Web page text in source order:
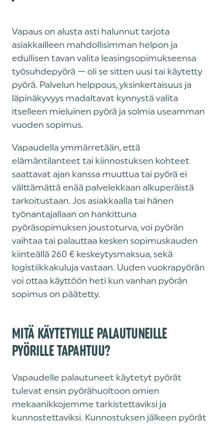
Vapaus on alusta asti halunnut tarjota
asiakkailleen mahdollisimman helpon ja
edullisen tavan valita leasingsopimukseensa
työsuhdepyörä — oli se sitten uusi tai käytetty
pyörä. Palvelun helppous, yksinkertaisuus ja
läpinäkyvyys madaltavat kynnystä valita
itselleen mieluinen pyörä ja solmia useamman
vuoden sopimus.
Vapaudella ymmärretään, että
elämäntilanteet tai kiinnostuksen kohteet
saattavat ajan kanssa muuttua tai pyörä ei
välttämättä enää palvelekkaan alkuperäistä
tarkoitustaan. Jos asiakkaalla tai hänen
työnantajallaan on hankittuna
pyöräsopimuksen joustoturva, voi pyörän
vaihtaa tai palauttaa kesken sopimuskauden
kiinteällä 260 € keskeytysmaksua, sekä
logistiikkakuluja vastaan. Uuden vuokrapyörän
voi ottaa käyttöön heti kun vanhan pyörän
sopimus on päätetty.
MITÄ KÄYTETYILLE PALAUTUNEILLE
PYÖRILLE TAPAHTUU?
‍Vapaudelle palautuneet käytetyt pyörät
tulevat ensin pyörähuoltoon omien
mekaanikkojemme tarkistettaviksi ja
kunnostettaviksi. Kunnostuksen jälkeen pyörät